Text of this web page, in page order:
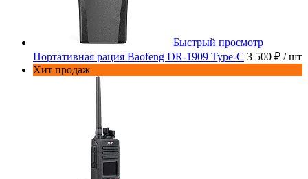
Быстрый просмотр
Портативная рация Baofeng DR-1909 Type-C 3 500 ₽ / шт
Хит продаж